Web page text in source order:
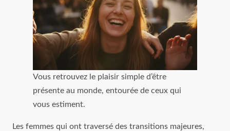
Vous retrouvez le plaisir simple d’être
présente au monde, entourée de ceux qui
vous estiment.
Les femmes qui ont traversé des transitions majeures,